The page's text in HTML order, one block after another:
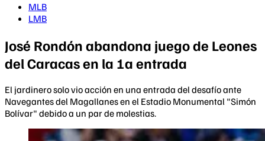
MLB
LMB
José Rondón abandona juego de Leones
del Caracas en la 1a entrada
El jardinero solo vio acción en una entrada del desafío ante
Navegantes del Magallanes en el Estadio Monumental "Simón
Bolívar" debido a un par de molestias.